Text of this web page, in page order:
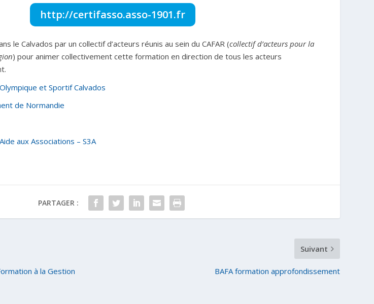
http://certifasso.asso-1901.fr
le Calvados par un collectif d’acteurs réunis au sein du CAFAR (collectif d’acteurs pour la
) pour animer collectivement cette formation en direction de tous les acteurs
et Sportif Calvados
de Normandie
aux Associations – S3A
PARTAGER :
à la Gestion
Suivant
BAFA formation approfondissement